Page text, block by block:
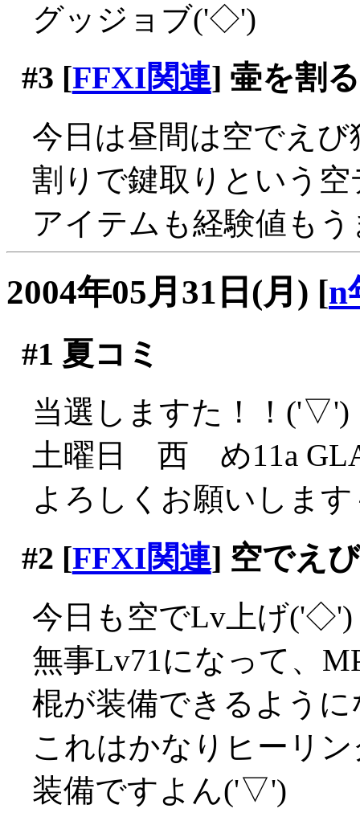
グッジョブ('◇')ゞ
#3 [FFXI関連] 壷を割
今日は昼間は空でえ
割りで鍵取りという空
アイテムも経験値も
2004年05月31日(月) [n
#1 夏コミ
当選しますた！！('▽')
土曜日 西 め11a
よろしくお願いしま
#2 [FFXI関連] 空でえ
今日も空でLv上げ('◇')
無事Lv71になって、
棍が装備できるよう
これはかなりヒーリ
装備ですよん('▽')